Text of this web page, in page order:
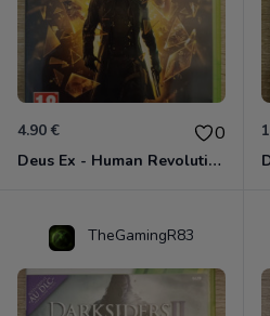
4.90 € 0
Deus Ex - Human Revolution Xbox 360
TheGamingR83